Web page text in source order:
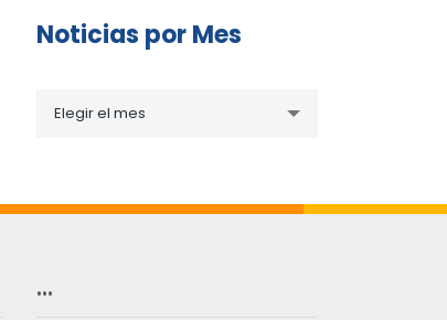
Noticias por Mes
porElegir el mes
…